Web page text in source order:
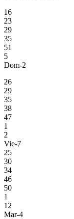
16
23
29
35
51
5
Dom-2
26
29
35
38
47
1
2
Vie-7
25
30
34
46
50
1
12
Mar-4